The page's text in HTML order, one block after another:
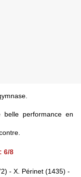
performance en
6/8
- X. Périnet (1435) -